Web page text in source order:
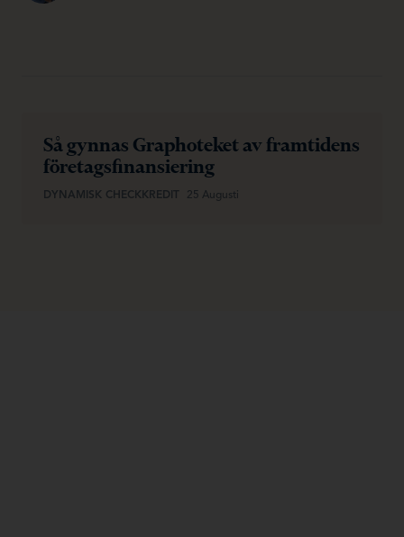
Så gynnas Graphoteket av framtidens
företagsfinansiering
DYNAMISK CHECKKREDIT 25 Augusti